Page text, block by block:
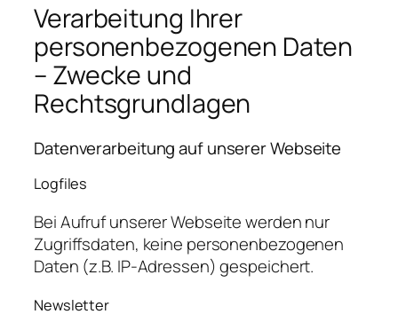
Verarbeitung Ihrer
personenbezogenen Daten
– Zwecke und
Rechtsgrundlagen
Datenverarbeitung auf unserer Webseite
Logfiles
Bei Aufruf unserer Webseite werden nur
Zugriffsdaten, keine personenbezogenen
Daten (z.B. IP-Adressen) gespeichert.
Newsletter